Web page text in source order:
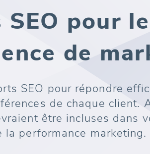
pour
de
SEO pour répondre
de chaque client.
être incluses dans
performance marketing.